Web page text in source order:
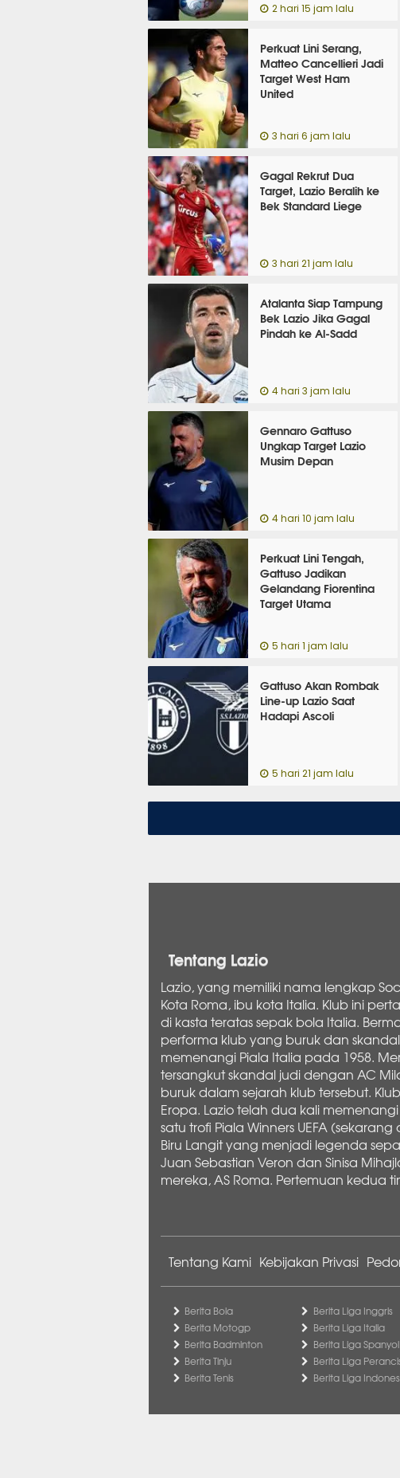
2 hari 15 jam lalu
Perkuat Lini Serang,
Matteo Cancellieri Jadi
Target West Ham
United
3 hari 6 jam lalu
Gagal Rekrut Dua
Target, Lazio Beralih ke
Bek Standard Liege
3 hari 21 jam lalu
Atalanta Siap Tampung
Bek Lazio Jika Gagal
Pindah ke Al-Sadd
4 hari 3 jam lalu
Gennaro Gattuso
Ungkap Target Lazio
Musim Depan
4 hari 10 jam lalu
Perkuat Lini Tengah,
Gattuso Jadikan
Gelandang Fiorentina
Target Utama
5 hari 1 jam lalu
Gattuso Akan Rombak
Line-up Lazio Saat
Hadapi Ascoli
5 hari 21 jam lalu
Tentang Lazio
Lazio, yang memiliki nama lengkap
Kota Roma, ibu kota Italia. Klub ini
di kasta teratas sepak bola Italia.
performa klub yang buruk dan
memenangi Piala Italia pada 1958.
tersangkut skandal judi dengan AC
buruk dalam sejarah klub tersebut.
Eropa. Lazio telah dua kali
satu trofi Piala Winners UEFA
Biru Langit yang menjadi legenda
Juan Sebastian Veron dan Sinisa
mereka, AS Roma. Pertemuan kedua
Tentang Kami Kebijakan Privasi
Berita Bola
Berita Motogp
Berita Badminton
Berita Tinju
Berita Tenis
Berita Liga Inggris
Berita Liga Italia
Berita Liga Spanyol
Berita Liga
Berita Liga